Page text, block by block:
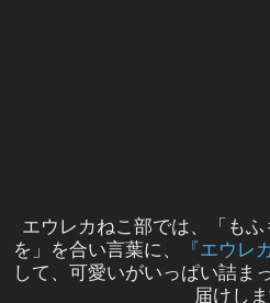
エウレカねこ部では、「も
を」を合い言葉に、
『エウレ
して、可愛いがいっぱい詰ま
届けし